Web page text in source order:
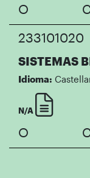
O
233101020
SISTEMAS
Idioma:
N/A
O